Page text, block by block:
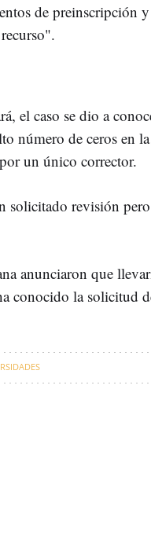
de preinscripción
el caso se dio a
número de ceros en
un único corrector.
solicitado revisión
anunciaron que
conocido la solicitud